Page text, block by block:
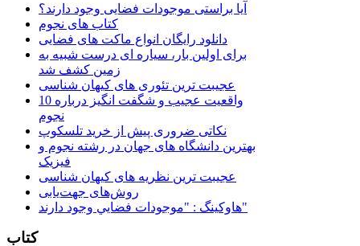
آیا براستی موجودات فضایی وجود دارند؟
کتاب های نجوم
دانلود رایگان انواع ماکت های فضایی
برای اولین بار، سیاره ای درست شبیه به
زمین کشف شد
عجیبت ترین تئوری های کیهان شناسی
10 واقعیت عجیب و شگفت انگیز درباره
نجوم
نکاتی ضروری پیش از خرید تلسکوپ
بهترین دانشگاه های جهان در رشته نجوم و
فیزیک
عجیبت ترین نظریه های کیهان شناسی
روش‌های جهت‌یابی
هاوكينگ : "موجودات فضايي وجود دارند"
کتاب